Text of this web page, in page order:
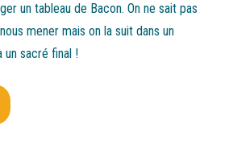
un tableau de Bacon. On ne sait pas
mener mais on la suit dans un
un sacré final !